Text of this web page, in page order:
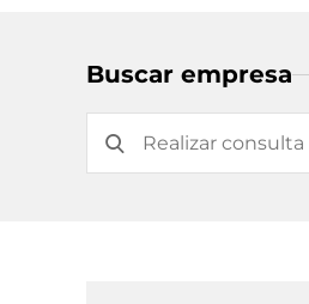
Buscar empresa